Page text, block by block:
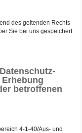
des geltenden Rechts
Sie bei uns gespeichert
betroffenen
4-1-40/Aus- und